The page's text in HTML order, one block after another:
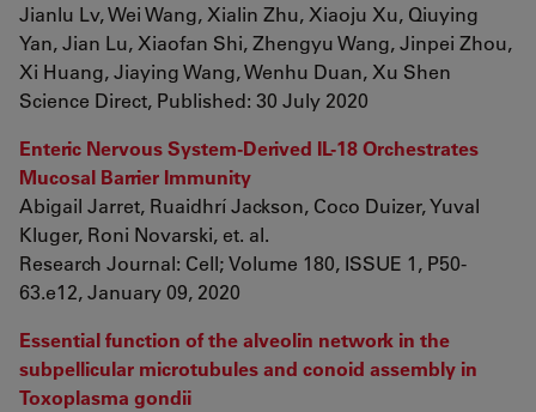
Jianlu Lv, Wei Wang, Xialin Zhu, Xiaoju Xu, Qiuying
Yan, Jian Lu, Xiaofan Shi, Zhengyu Wang, Jinpei Zhou,
Xi Huang, Jiaying Wang, Wenhu Duan, Xu Shen
Science Direct, Published: 30 July 2020
Enteric Nervous System-Derived IL-18 Orchestrates
Mucosal Barrier Immunity
Abigail Jarret, Ruaidhrí Jackson, Coco Duizer, Yuval
Kluger, Roni Novarski, et. al.
Research Journal: Cell; Volume 180, ISSUE 1, P50-
63.e12, January 09, 2020
Essential function of the alveolin network in the
subpellicular microtubules and conoid assembly in
Toxoplasma gondii